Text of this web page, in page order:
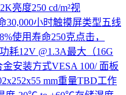
亮度250 cd/m²视
30,000小时触摸屏类型五线
使用寿命250克点击，
耗12V @1.3A最大（16G
安装方式VESA 100/ 面板
mm重量TBD工作